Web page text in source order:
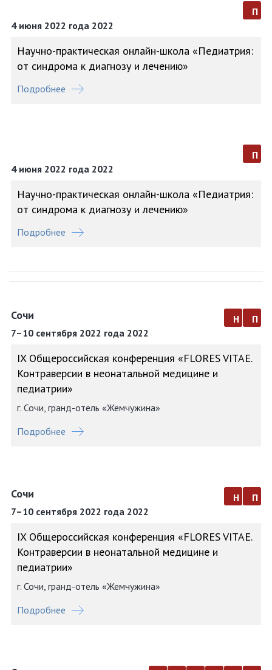
4 июня 2022 года 2022
п
Научно-практическая онлайн-школа «Педиатрия:
от синдрома к диагнозу и лечению»
Подробнее
4 июня 2022 года 2022
п
Научно-практическая онлайн-школа «Педиатрия:
от синдрома к диагнозу и лечению»
Подробнее
Сочи
7–10 сентября 2022 года 2022
н п
IX Общероссийская конференция «FLORES VITAE.
Контраверсии в неонатальной медицине и
педиатрии»
г. Сочи, гранд-отель «Жемчужина»
Подробнее
Сочи
7–10 сентября 2022 года 2022
н п
IX Общероссийская конференция «FLORES VITAE.
Контраверсии в неонатальной медицине и
педиатрии»
г. Сочи, гранд-отель «Жемчужина»
Подробнее